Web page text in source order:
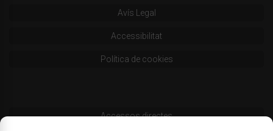
Avís Legal
Accessibilitat
Política de cookies
Accessos directes